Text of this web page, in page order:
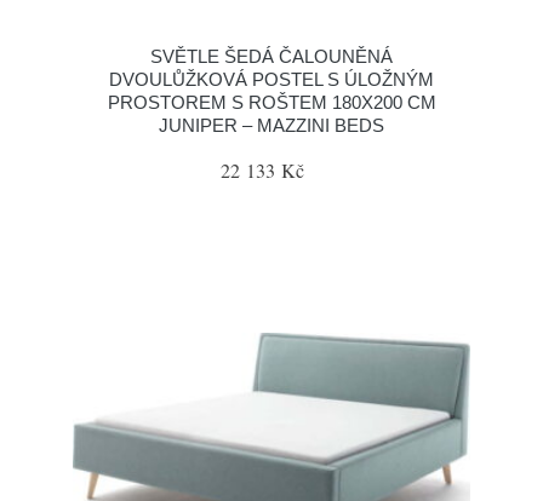
SVĚTLE ŠEDÁ ČALOUNĚNÁ
DVOULŮŽKOVÁ POSTEL S ÚLOŽNÝM
PROSTOREM S ROŠTEM 180X200 CM
JUNIPER – MAZZINI BEDS
22 133 Kč